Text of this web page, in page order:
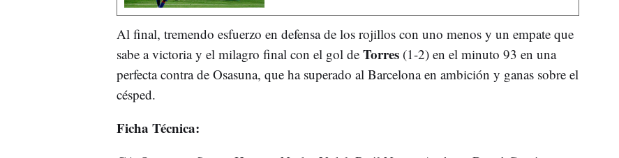
Al final, tremendo esfuerzo en defensa de los rojillos con uno menos y un empate que
sabe a victoria y el milagro final con el gol de Torres (1-2) en el minuto 93 en una
perfecta contra de Osasuna, que ha superado al Barcelona en ambición y ganas sobre el
césped.
Ficha Técnica: